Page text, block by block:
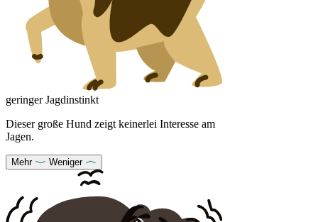
geringer Jagdinstinkt
Dieser große Hund zeigt keinerlei Interesse am
Jagen.
Mehr Weniger